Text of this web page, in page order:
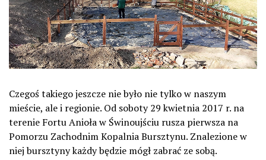
Czegoś takiego jeszcze nie było nie tylko w naszym
mieście, ale i regionie. Od soboty 29 kwietnia 2017 r. na
terenie Fortu Anioła w Świnoujściu rusza pierwsza na
Pomorzu Zachodnim Kopalnia Bursztynu. Znalezione w
niej bursztyny każdy będzie mógł zabrać ze sobą.